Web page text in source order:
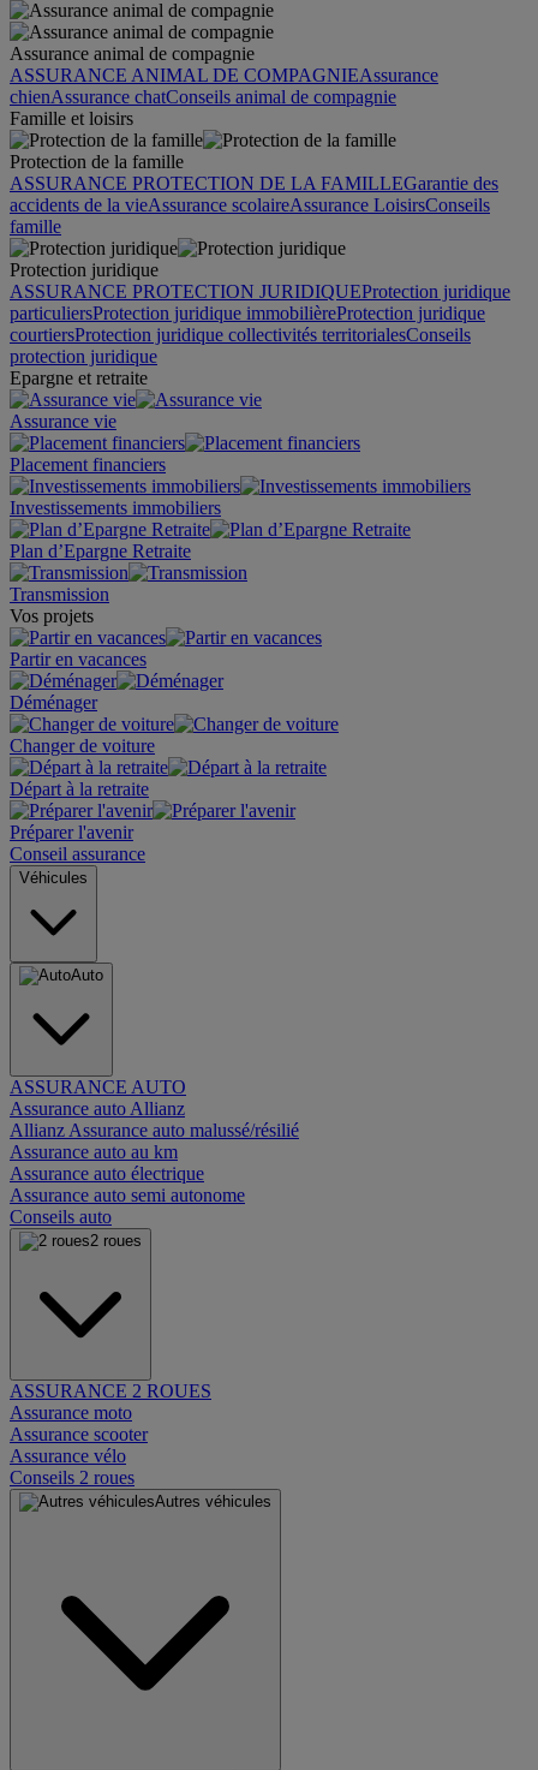
Assurance animal de compagnie
ASSURANCE ANIMAL DE COMPAGNIEAssurance
chienAssurance chatConseils animal de compagnie
Famille et loisirs
Protection de la famille
ASSURANCE PROTECTION DE LA FAMILLEGarantie des
accidents de la vieAssurance scolaireAssurance LoisirsConseils
famille
Protection juridique
ASSURANCE PROTECTION JURIDIQUEProtection juridique
particuliersProtection juridique immobilièreProtection juridique
courtiersProtection juridique collectivités territorialesConseils
protection juridique
Epargne et retraite
Assurance vie
Placement financiers
Investissements immobiliers
Plan d’Epargne Retraite
Transmission
Vos projets
Partir en vacances
Déménager
Changer de voiture
Départ à la retraite
Préparer l'avenir
Conseil assurance
Véhicules
Auto
ASSURANCE AUTO
Assurance auto Allianz
Allianz Assurance auto malussé/résilié
Assurance auto au km
Assurance auto électrique
Assurance auto semi autonome
Conseils auto
2 roues
ASSURANCE 2 ROUES
Assurance moto
Assurance scooter
Assurance vélo
Conseils 2 roues
Autres véhicules